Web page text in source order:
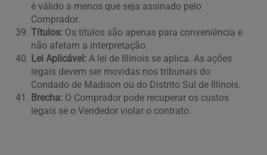
é válido a menos que seja assinado pelo
Comprador.
Títulos: Os títulos são apenas para conveniência e
não afetam a interpretação.
Lei Aplicável: A lei de Illinois se aplica. As ações
legais devem ser movidas nos tribunais do
Condado de Madison ou do Distrito Sul de Illinois.
Brecha: O Comprador pode recuperar os custos
legais se o Vendedor violar o contrato.